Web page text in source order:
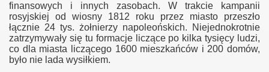
finansowych i innych zasobach. W trakcie kampanii
rosyjskiej od wiosny 1812 roku przez miasto przeszło
łącznie 24 tys. żołnierzy napoleońskich. Niejednokrotnie
zatrzymywały się tu formacje liczące po kilka tysięcy ludzi,
co dla miasta liczącego 1600 mieszkańców i 200 domów,
było nie lada wysiłkiem.